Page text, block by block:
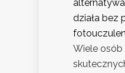
działa bez
Wiele osób